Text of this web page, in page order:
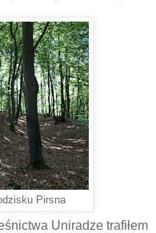
Pirsna
Uniradze trafiłem